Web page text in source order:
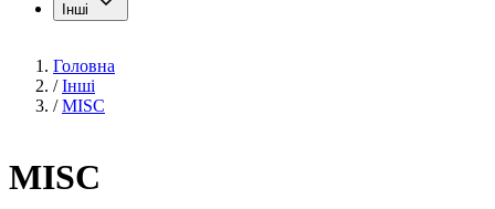
Інші
Головна
/ Інші
/ MISC
MISC